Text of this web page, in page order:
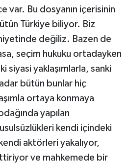
var. Bu dosyanın içerisinin
Türkiye biliyor. Biz
niyetinde değiliz. Bazen de
seçim hukuku ortadayken
siyasi yaklaşımlarla, sanki
bütün bunlar hiç
ortaya konmaya
yapılan
kendi içindeki
aktörleri yakalıyor,
ve mahkemede bir